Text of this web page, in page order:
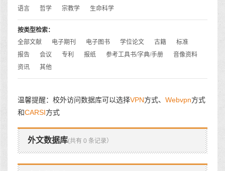
语言
哲学 宗教学 生命科学
按类型检索：
全部文献
电子期刊 电子图书 学位论文 古籍
标准
报告
会议 专利 报纸 参考工具书/字典/手册
音像资料
资讯
其他
温馨提醒：校外访问数据库可以选择VPN方式、 Webvpn方式
和CARSI方式
外文数据库(共有 0 条记录）